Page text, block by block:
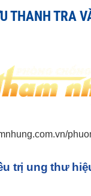
THANH TRA
trị ung thư